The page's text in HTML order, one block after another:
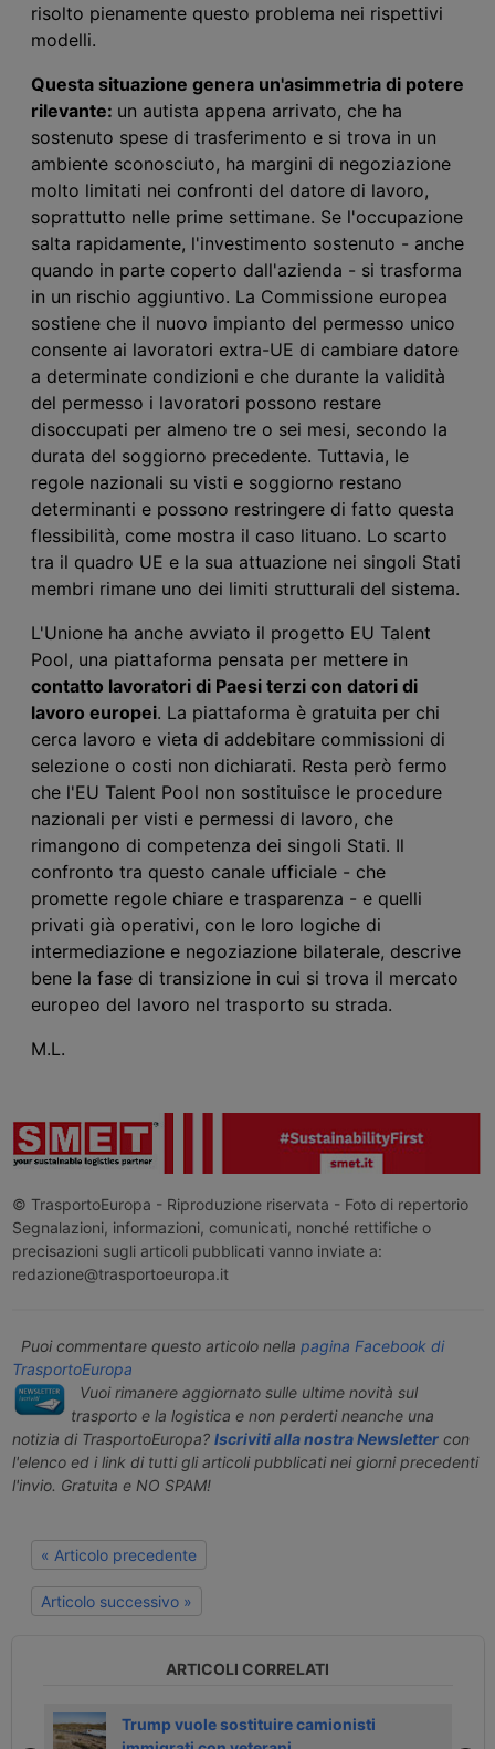
risolto pienamente questo problema nei rispettivi
modelli.
Questa situazione genera un'asimmetria di potere
rilevante: un autista appena arrivato, che ha
sostenuto spese di trasferimento e si trova in un
ambiente sconosciuto, ha margini di negoziazione
molto limitati nei confronti del datore di lavoro,
soprattutto nelle prime settimane. Se l'occupazione
salta rapidamente, l'investimento sostenuto - anche
quando in parte coperto dall'azienda - si trasforma
in un rischio aggiuntivo. La Commissione europea
sostiene che il nuovo impianto del permesso unico
consente ai lavoratori extra-UE di cambiare datore
a determinate condizioni e che durante la validità
del permesso i lavoratori possono restare
disoccupati per almeno tre o sei mesi, secondo la
durata del soggiorno precedente. Tuttavia, le
regole nazionali su visti e soggiorno restano
determinanti e possono restringere di fatto questa
flessibilità, come mostra il caso lituano. Lo scarto
tra il quadro UE e la sua attuazione nei singoli Stati
membri rimane uno dei limiti strutturali del sistema.
L'Unione ha anche avviato il progetto EU Talent
Pool, una piattaforma pensata per mettere in
contatto lavoratori di Paesi terzi con datori di
lavoro europei. La piattaforma è gratuita per chi
cerca lavoro e vieta di addebitare commissioni di
selezione o costi non dichiarati. Resta però fermo
che l'EU Talent Pool non sostituisce le procedure
nazionali per visti e permessi di lavoro, che
rimangono di competenza dei singoli Stati. Il
confronto tra questo canale ufficiale - che
promette regole chiare e trasparenza - e quelli
privati già operativi, con le loro logiche di
intermediazione e negoziazione bilaterale, descrive
bene la fase di transizione in cui si trova il mercato
europeo del lavoro nel trasporto su strada.
M.L.
© TrasportoEuropa - Riproduzione riservata - Foto di repertorio
Segnalazioni, informazioni, comunicati, nonché rettifiche o
precisazioni sugli articoli pubblicati vanno inviate a:
redazione@trasportoeuropa.it
Puoi commentare questo articolo nella pagina Facebook di
TrasportoEuropa
Vuoi rimanere aggiornato sulle ultime novità sul
trasporto e la logistica e non perderti neanche una
notizia di TrasportoEuropa? Iscriviti alla nostra Newslettercon
l'elenco ed i link di tutti gli articoli pubblicati nei giorni precedenti
l'invio. Gratuita e NO SPAM!
« Articolo precedente
Articolo successivo »
ARTICOLI CORRELATI
Trump vuole sostituire camionisti